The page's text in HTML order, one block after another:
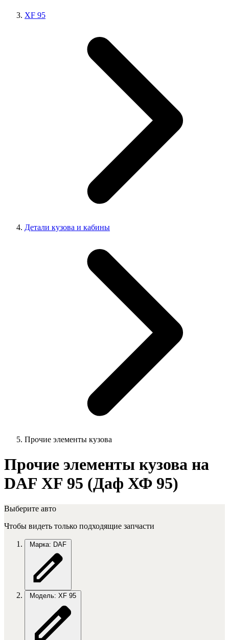
XF 95
Детали кузова и кабины
Прочие элементы кузова
Прочие элементы кузова на
DAF XF 95 (Даф ХФ 95)
Выберите авто
Чтобы видеть только подходящие запчасти
Марка: DAF
Модель: XF 95